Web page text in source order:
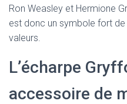
Ron Weasley et Hermione
est donc un symbole fort
valeurs.
L’écharpe
accessoire de